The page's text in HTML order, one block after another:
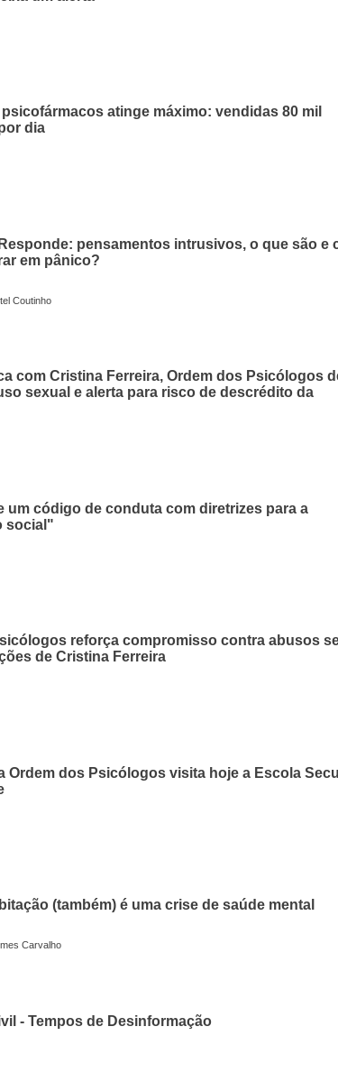
atinge máximo: vendidas 80 mil
dia
pensamentos intrusivos, o que são e
em pânico?
Coutinho
com Cristina Ferreira, Ordem dos Psicólogos
sexual e alerta para risco de descrédito da
um código de conduta com diretrizes para a
social"
reforça compromisso contra abusos
de Cristina Ferreira
Ordem dos Psicólogos visita hoje a Escola
(também) é uma crise de saúde mental
Carvalho
- Tempos de Desinformação